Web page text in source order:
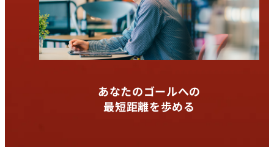
あなたのゴールへの
最短距離を歩める